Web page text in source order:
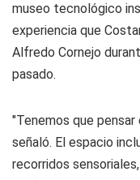
museo tecnológico
experiencia que
Alfredo Cornejo
pasado.
"Tenemos que pensar
señaló. El espacio
recorridos